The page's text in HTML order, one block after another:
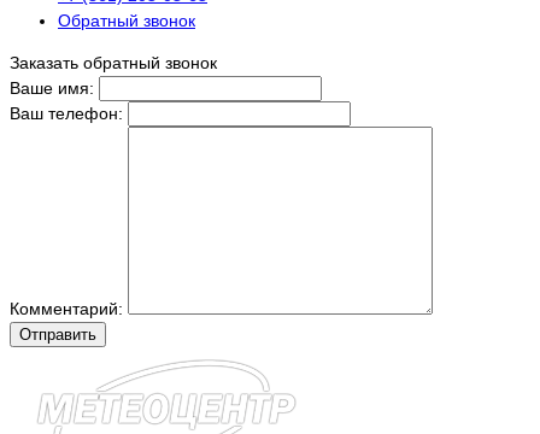
Обратный звонок
Заказать обратный звонок
Ваше имя:
Ваш телефон:
Комментарий:
Отправить